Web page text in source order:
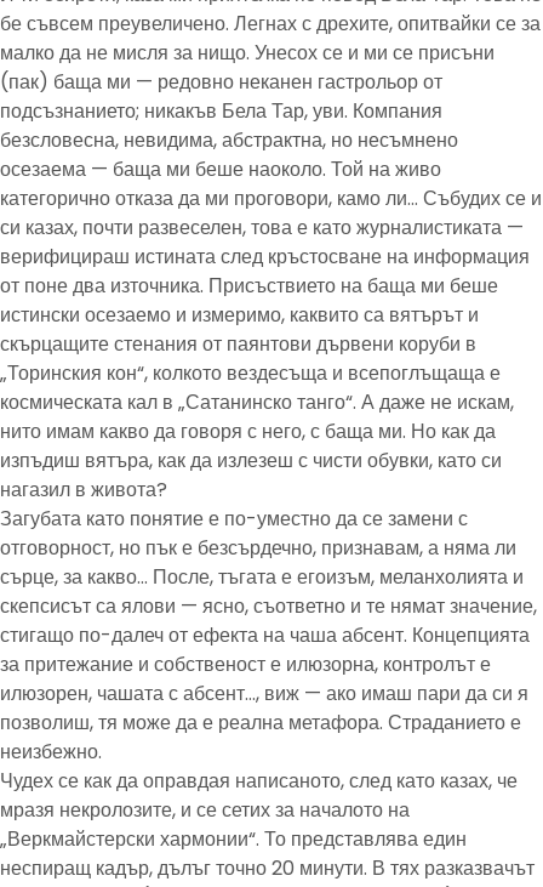
бе съвсем преувеличено. Легнах с дрехите, опитвайки се за
малко да не мисля за нищо. Унесох се и ми се присъни
(пак) баща ми — редовно неканен гастрольор от
подсъзнанието; никакъв Бела Тар, уви. Компания
безсловесна, невидима, абстрактна, но несъмнено
осезаема — баща ми беше наоколо. Той на живо
категорично отказа да ми проговори, камо ли… Събудих се и
си казах, почти развеселен, това е като журналистиката —
верифицираш истината след кръстосване на информация
от поне два източника. Присъствието на баща ми беше
истински осезаемо и измеримо, каквито са вятърът и
скърцащите стенания от паянтови дървени коруби в
„Торинския кон“, колкото вездесъща и всепоглъщаща е
космическата кал в „Сатанинско танго“. А даже не искам,
нито имам какво да говоря с него, с баща ми. Но как да
изпъдиш вятъра, как да излезеш с чисти обувки, като си
нагазил в живота?
Загубата като понятие е по-уместно да се замени с
отговорност, но пък е безсърдечно, признавам, а няма ли
сърце, за какво… После, тъгата е егоизъм, меланхолията и
скепсисът са ялови — ясно, съответно и те нямат значение,
стигащо по-далеч от ефекта на чаша абсент. Концепцията
за притежание и собственост е илюзорна, контролът е
илюзорен, чашата с абсент…, виж — ако имаш пари да си я
позволиш, тя може да е реална метафора. Страданието е
неизбежно.
Чудех се как да оправдая написаното, след като казах, че
мразя некролозите, и се сетих за началото на
„Веркмайстерски хармонии“. То представлява един
неспиращ кадър, дълъг точно 20 минути. В тях разказвачът